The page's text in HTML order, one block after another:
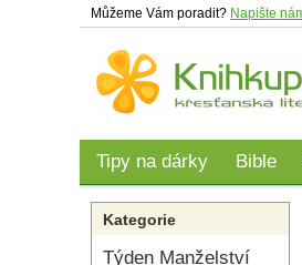
Můžeme Vám poradit? Napište
Tipy na dárky Bible
Kategorie
Týden Manželství